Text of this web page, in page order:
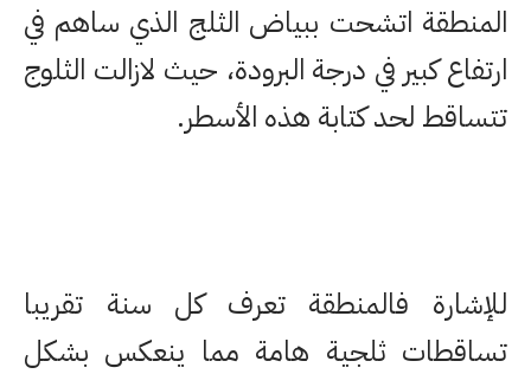
المنطقة اتشحت ببياض الثلج الذي ساهم في
ارتفاع كبير في درجة البرودة، حيث لازالت الثلوج
تتساقط لحد كتابة هذه الأسطر.
للإشارة فالمنطقة تعرف كل سنة تقريبا
تساقطات ثلجية هامة مما ينعكس بشكل